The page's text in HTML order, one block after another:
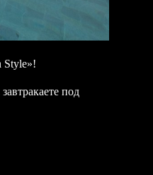
Style»!
под